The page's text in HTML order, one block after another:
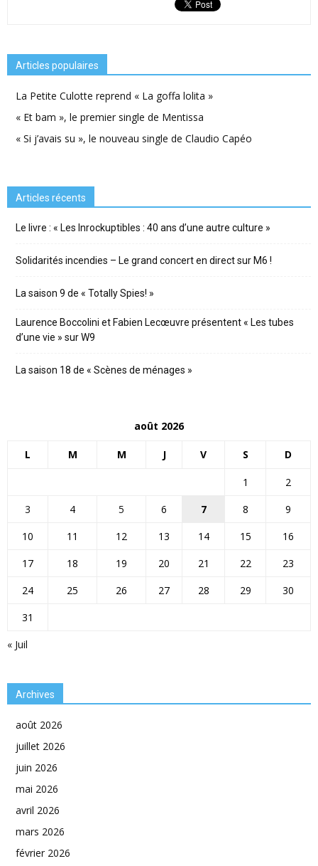
Articles populaires
La Petite Culotte reprend « La goffa lolita »
« Et bam », le premier single de Mentissa
« Si j’avais su », le nouveau single de Claudio Capéo
Articles récents
Le livre : « Les Inrockuptibles : 40 ans d’une autre culture »
Solidarités incendies – Le grand concert en direct sur M6 !
La saison 9 de « Totally Spies! »
Laurence Boccolini et Fabien Lecœuvre présentent « Les tubes
d’une vie » sur W9
La saison 18 de « Scènes de ménages »
août 2026
L M M J V S D
« Juil
1
2
3
4 5 6 7 8
9
10
11 12 13 14 15
16
17
18 19 20 21 22
23
24
25 26 27 28 29
30
31
Archives
août 2026
juillet 2026
juin 2026
mai 2026
avril 2026
mars 2026
février 2026